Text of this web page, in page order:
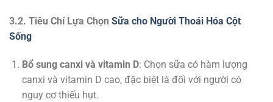
3.2. Tiêu Chí Lựa Chọn Sữa cho Người Thoái Hóa Cột
Sống
Bổ sung canxi và vitamin D: Chọn sữa có hàm lượng
canxi và vitamin D cao, đặc biệt là đối với người có
nguy cơ thiếu hụt.